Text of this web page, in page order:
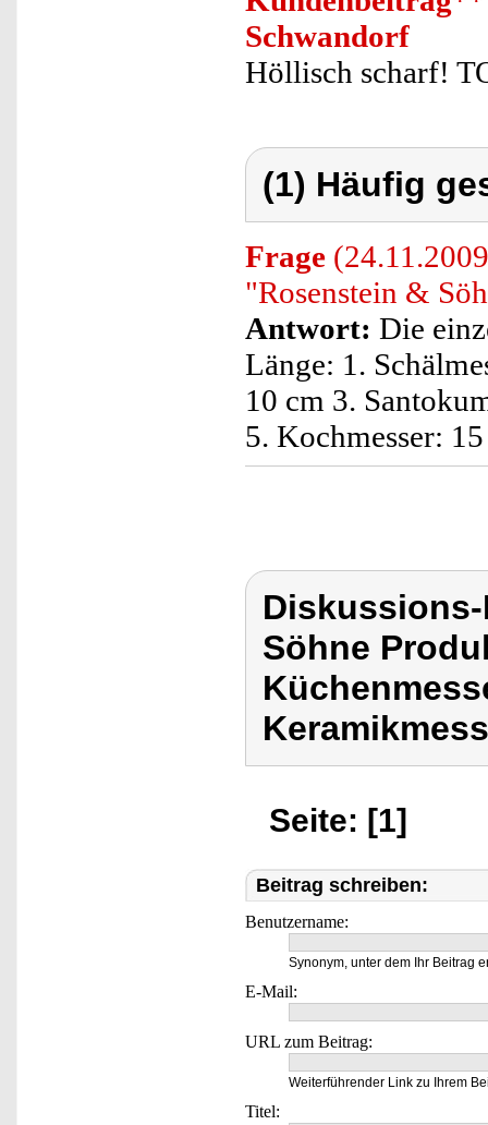
Schwandorf
Höllisch scharf!
(1) Häufig
Frage
"Rosenstein &
Antwort: Die
Länge: 1.
10 cm 3.
5. Kochmesser:
Söhne
Seite: [1]
Beitrag schreiben:
Benutzername:
Synonym, unter dem Ihr Beitrag
E-Mail:
URL zum Beitrag:
Weiterführender Link zu Ihrem
Titel: